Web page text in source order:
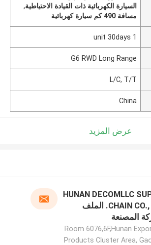
السيارة الكهربائية ذات القيادة الاحتياطية,
مسافة 490 كم سيارة كهربائية
1 unit 30days
G6 RWD Long Range
L/C, T/T
China
عرض المزيد
HUNAN DECOMLLC
CHAIN CO., LTD. الملف
المصنعة
Room 6076,6F,Hunan
Products Cluster Area,